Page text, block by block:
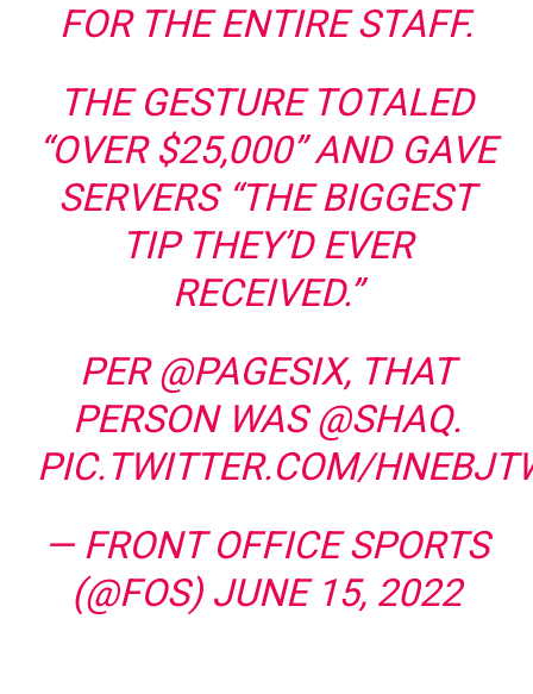
FOR THE ENTIRE STAFF.
THE GESTURE TOTALED
“OVER $25,000” AND GAVE
SERVERS “THE BIGGEST
TIP THEY’D EVER
RECEIVED.”
PER@PAGESIX, THAT
PERSON WAS@SHAQ.
PIC.TWITTER.COM/
— FRONT OFFICE SPORTS
(@FOS) JUNE 15, 2022